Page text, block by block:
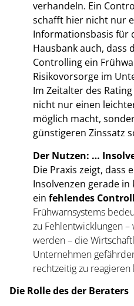
verhandeln. Ein
schafft hier nicht nur
Informationsbasis für
Hausbank auch, dass
Controlling ein
Risikovorsorge im
Im Zeitalter des
nicht nur einen
möglich macht,
günstigeren Zinssatz
Der Nutzen: …
Die Praxis zeigt, dass
Insolvenzen gerade
ein fehlendes
Frühwarnsystems
zu Fehlentwicklungen
werden – die
Unternehmen
rechtzeitig zu
Die Rolle des der Beraters